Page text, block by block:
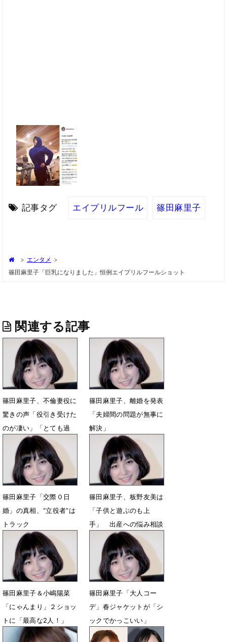
記事タグ エイプリルフール 篠田麻里子
> エンタメ >
篠田麻里子「巨乳になりました」恒例エイプリルフールショット
関連する記事
篠田麻里子、不倫妻役に
驚きの声「役引き受けた
のが凄い」「とても過
1月21日 12時31分
篠田麻里子、離婚を発表
「夫婦間の問題が無事に
解決」
3月23日 12時03分
篠田麻里子「交際０日
婚」の真相、“立役者”は
トラック
6月26日 09時51分
篠田麻里子、板野友美は
「子供と遊ぶのも上
手」 出産への悩み相談
6月23日 06時38分
篠田麻里子＆小嶋陽菜
「にゃんまり」２ショッ
トに「最高な2人！」
4月20日 20時49分
篠田麻里子「大人コー
デ」春ジャケットが「シ
ックでかっこいい」
3月12日 10時26分